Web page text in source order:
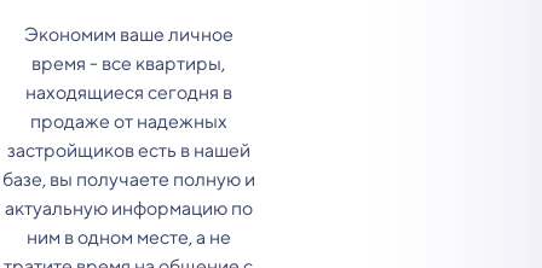
Экономим ваше личное
время - все квартиры,
находящиеся сегодня в
продаже от надежных
застройщиков есть в нашей
базе, вы получаете полную и
актуальную информацию по
ним в одном месте, а не